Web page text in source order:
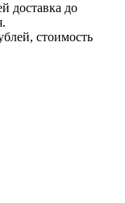
доставка до
стоимость